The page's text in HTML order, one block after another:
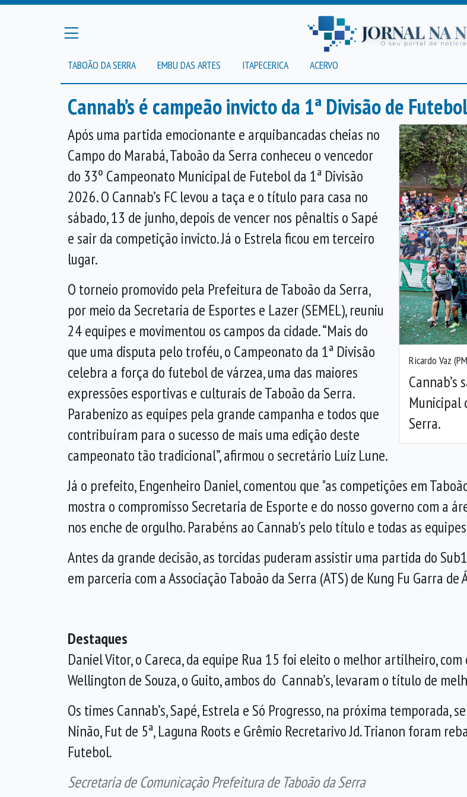
TABOÃO DA SERRA EMBU DAS ARTES ITAPECERICA ACERVO
Cannab’s é campeão invicto da 1ª Divisão de
Ricardo Vaz
Cannab’s
Municipal
Serra.
Anterior
Após uma partida emocionante e arquibancadas cheias no
Campo do Marabá, Taboão da Serra conheceu o vencedor
do 33º Campeonato Municipal de Futebol da 1ª Divisão
2026. O Cannab’s FC levou a taça e o título para casa no
sábado, 13 de junho, depois de vencer nos pênaltis o Sapé
e sair da competição invicto. Já o Estrela ficou em terceiro
lugar.
O torneio promovido pela Prefeitura de Taboão da Serra,
por meio da Secretaria de Esportes e Lazer (SEMEL), reuniu
24 equipes e movimentou os campos da cidade. “Mais do
que uma disputa pelo troféu, o Campeonato da 1ª Divisão
celebra a força do futebol de várzea, uma das maiores
expressões esportivas e culturais de Taboão da Serra.
Parabenizo as equipes pela grande campanha e todos que
contribuíram para o sucesso de mais uma edição deste
campeonato tão tradicional”, afirmou o secretário Luiz Lune.
Já o prefeito, Engenheiro Daniel, comentou que "as competições em
mostra o compromisso Secretaria de Esporte e do nosso governo com a
nos enche de orgulho. Parabéns ao Cannab's pelo título e todas as
Antes da grande decisão, as torcidas puderam assistir uma partida do
em parceria com a Associação Taboão da Serra (ATS) de Kung Fu Garra de
Destaques
Daniel Vitor, o Careca, da equipe Rua 15 foi eleito o melhor artilheiro, com
Wellington de Souza, o Guito, ambos do Cannab’s, levaram o título de
Os times Cannab’s, Sapé, Estrela e Só Progresso, na próxima temporada,
Ninão, Fut de 5ª, Laguna Roots e Grêmio Recretarivo Jd. Trianon foram
Futebol.
Secretaria de Comunicação Prefeitura de Taboão da Serra